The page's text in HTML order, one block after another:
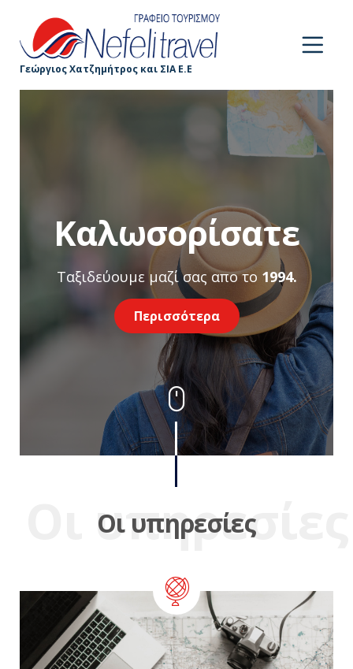
Γεώργιος Χατζημήτρος και ΣΙΑ Ε.Ε
Kαλωσορίσατε
Ταξιδεύουμε μαζί σας απο το 1994.
Περισσότερα
Οι υπηρεσίες